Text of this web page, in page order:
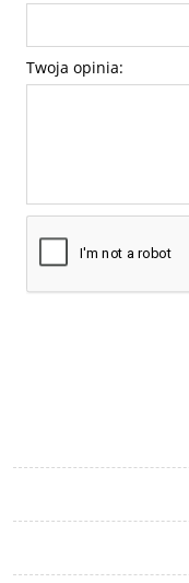
Twoja opinia: